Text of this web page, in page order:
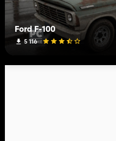
Ford F-100
5 116